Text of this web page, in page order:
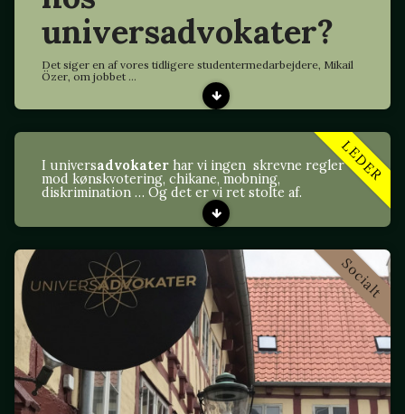
universadvokater?
Det siger en af vores tidligere studentermedarbejdere, Mikail
Özer, om jobbet ...
LEDER
I universadvokaterhar vi ingen skrevne regler
mod kønskvotering, chikane, mobning,
diskrimination … Og det er vi ret stolte af.
Socialt